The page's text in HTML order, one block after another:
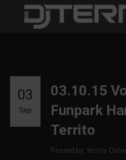
03.10.15
Funpark
Territo
Posted by: territo
03
Sep